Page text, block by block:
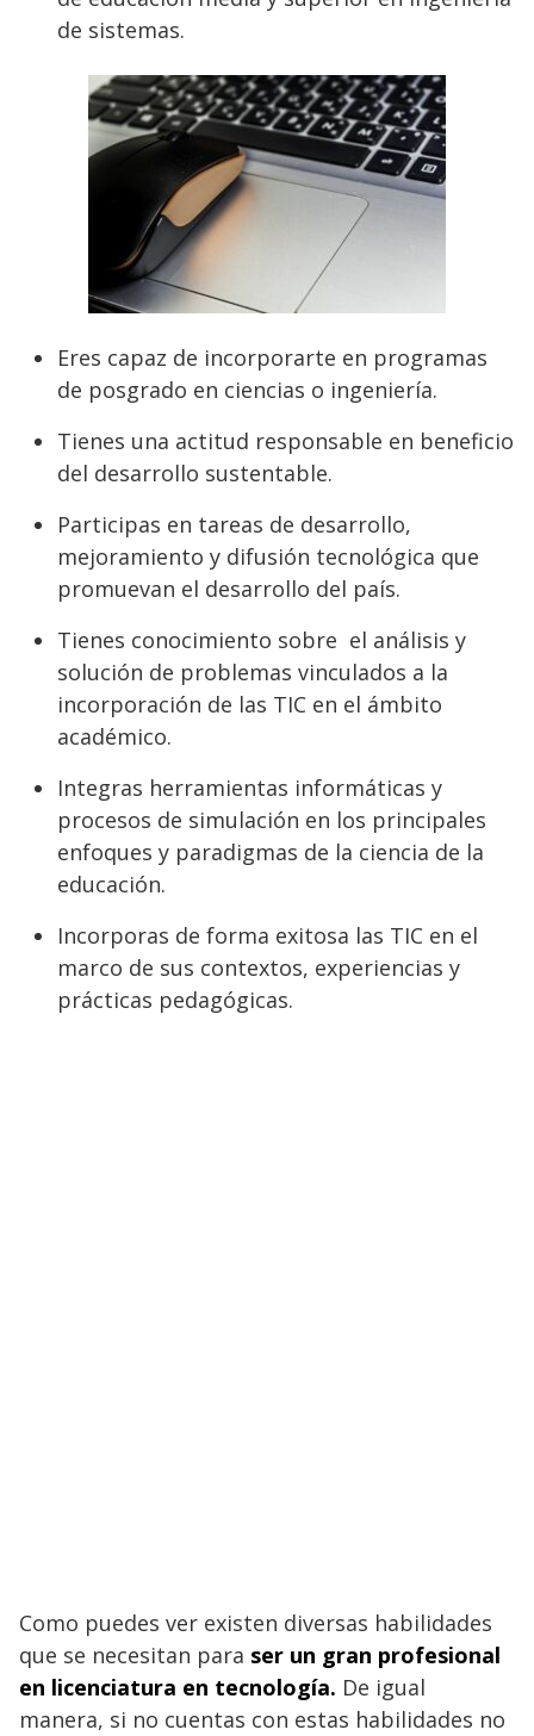
de sistemas.
Eres capaz de incorporarte en programas
de posgrado en ciencias o ingeniería.
Tienes una actitud responsable en beneficio
del desarrollo sustentable.
Participas en tareas de desarrollo,
mejoramiento y difusión tecnológica que
promuevan el desarrollo del país.
Tienes conocimiento sobre el análisis y
solución de problemas vinculados a la
incorporación de las TIC en el ámbito
académico.
Integras herramientas informáticas y
procesos de simulación en los principales
enfoques y paradigmas de la ciencia de la
educación.
Incorporas de forma exitosa las TIC en el
marco de sus contextos, experiencias y
prácticas pedagógicas.
Como puedes ver existen diversas habilidades
que se necesitan para ser un gran profesional
en licenciatura en tecnología. De igual
manera, si no cuentas con estas habilidades no